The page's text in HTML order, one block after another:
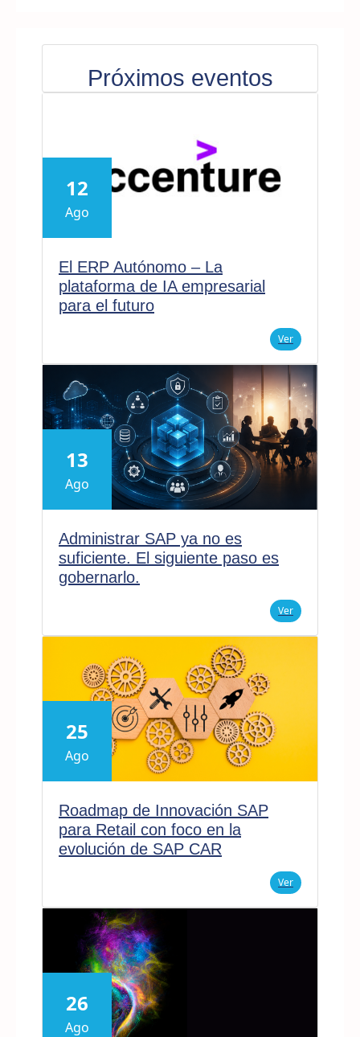
Próximos eventos
12
Ago
El ERP Autónomo – La
plataforma de IA empresarial
para el futuro
Ver
13
Ago
Administrar SAP ya no es
suficiente. El siguiente paso es
gobernarlo.
Ver
25
Ago
Roadmap de Innovación SAP
para Retail con foco en la
evolución de SAP CAR
Ver
26
Ago